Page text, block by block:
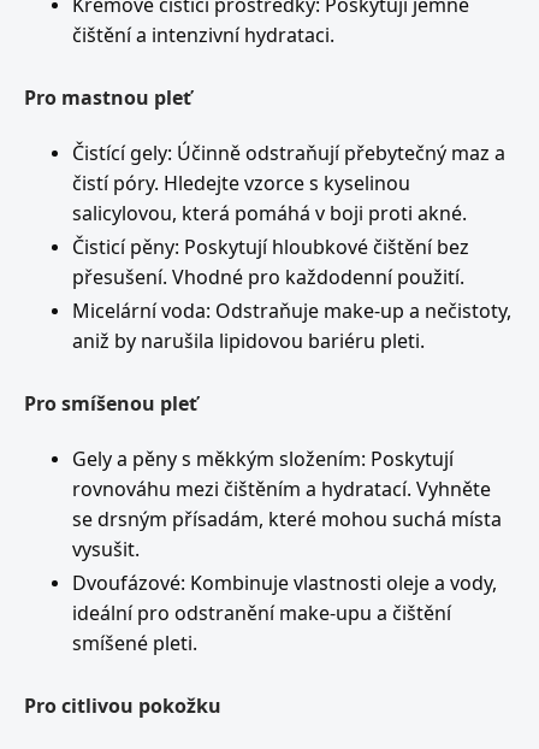
čištění a intenzivní hydrataci.
Pro mastnou pleť
Čistící gely: Účinně odstraňují přebytečný maz a
čistí póry. Hledejte vzorce s kyselinou
salicylovou, která pomáhá v boji proti akné.
Čisticí pěny: Poskytují hloubkové čištění bez
přesušení. Vhodné pro každodenní použití.
Micelární voda: Odstraňuje make-up a nečistoty,
aniž by narušila lipidovou bariéru pleti.
Pro smíšenou pleť
Gely a pěny s měkkým složením: Poskytují
rovnováhu mezi čištěním a hydratací. Vyhněte
se drsným přísadám, které mohou suchá místa
vysušit.
Dvoufázové: Kombinuje vlastnosti oleje a vody,
ideální pro odstranění make-upu a čištění
smíšené pleti.
Pro citlivou pokožku